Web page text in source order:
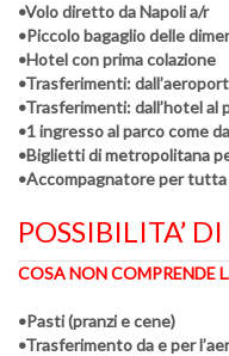
•Volo diretto da Napoli a/r
•Piccolo bagaglio delle
•Hotel con prima colazione
•Trasferimenti:
•Trasferimenti: dall’hotel al
•1 ingresso al parco come
•Biglietti di metropolitana
•Accompagnatore per tutta
POSSIBILITA’
COSA NON COMPRENDE
•Pasti (pranzi e cene)
•Trasferimento da e per